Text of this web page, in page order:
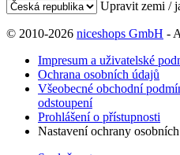
Upravit zemi /
© 2010-2026 niceshops GmbH -
Impresum a uživatelské
Ochrana osobních údajů
Všeobecné obchodní
odstoupení
Prohlášení o přístupnosti
Nastavení ochrany